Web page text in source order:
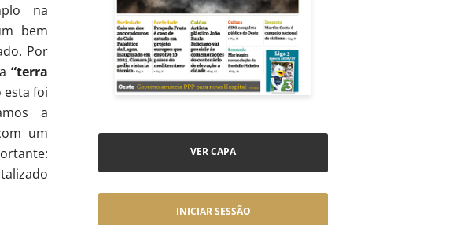
na
bem
Por
“terra
esta foi
a
um
VER CAPA
INICIAR SESSÃO